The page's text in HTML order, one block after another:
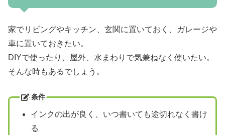
家でリビングやキッチン、玄関に置いておく、ガレージや
車に置いておきたい。
DIYで使ったり、屋外、水まわりで気兼ねなく使いたい。
そんな時もあるでしょう。
条件
インクの出が良く、いつ書いても途切れなく書け
る